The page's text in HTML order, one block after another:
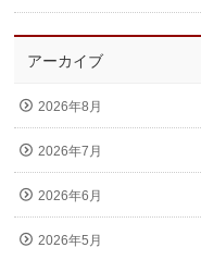
アーカイブ
2026年8月
2026年7月
2026年6月
2026年5月